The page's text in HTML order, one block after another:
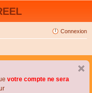
Connexion
votre compte ne sera